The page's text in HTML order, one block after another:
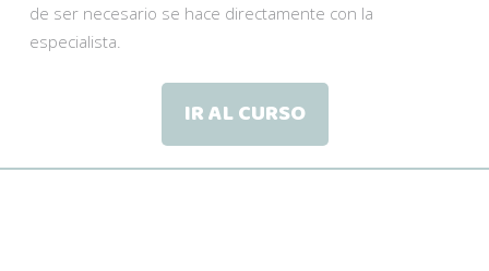
de ser necesario se hace directamente con la
especialista.
IR AL CURSO